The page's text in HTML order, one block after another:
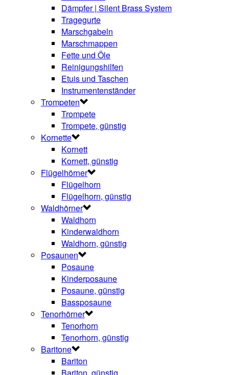
Dämpfer | Silent Brass System
Tragegurte
Marschgabeln
Marschmappen
Fette und Öle
Reinigungshilfen
Etuis und Taschen
Instrumentenständer
Trompeten
Trompete
Trompete, günstig
Kornette
Kornett
Kornett, günstig
Flügelhörner
Flügelhorn
Flügelhorn, günstig
Waldhörner
Waldhorn
Kinderwaldhorn
Waldhorn, günstig
Posaunen
Posaune
Kinderposaune
Posaune, günstig
Bassposaune
Tenorhörner
Tenorhorn
Tenorhorn, günstig
Baritone
Bariton